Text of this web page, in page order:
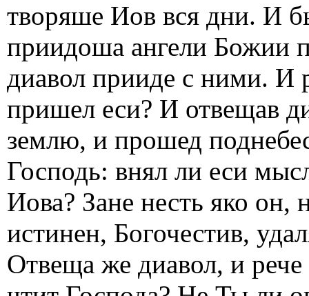
творяше Иов вся дни. И
приидоша ангели Божии
диавол прииде с ними. И
пришел еси? И отвещав
землю, и прошед
Господь: внял ли еси
Иова? Зане несть яко он,
истинен, Богочестив,
Отвеща же диавол, и